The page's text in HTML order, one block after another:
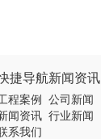
捷导航
程案例
闻资讯
系我们
新闻资讯
公司新闻
行业新闻